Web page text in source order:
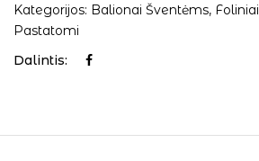
Kategorijos: Balionai Šventėms,
Pastatomi
Dalintis: